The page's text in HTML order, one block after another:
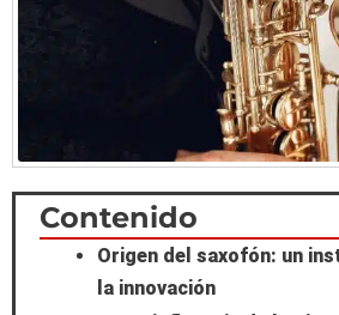
Contenido
Origen del saxofón: un
la innovación
Scroll